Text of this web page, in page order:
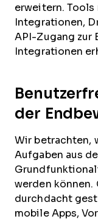
erweitern.
Integrationen,
API-Zugang zur
Integrationen
der
Wir betrachten,
Aufgaben aus
werden
durchdacht
mobile Apps,